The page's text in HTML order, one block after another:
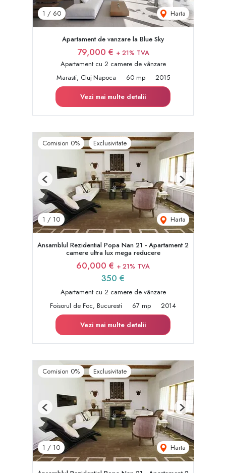
1 / 60 Harta
Apartament de vanzare la Blue Sky
79,000 € + 21% TVA
Apartament cu 2 camere de vânzare
Marasti, Cluj-Napoca
60 mp
2015
Vezi mai multe detalii
Comision 0% Exclusivitate
1 / 10 Harta
Previous Next
Ansamblul Rezidential Popa Nan 21 - Apartament 2
camere ultra lux mega reducere
60,000 € + 21% TVA
350 €
Apartament cu 2 camere de vânzare
Foisorul de Foc, Bucuresti
67 mp
2014
Vezi mai multe detalii
Comision 0% Exclusivitate
1 / 10 Harta
Previous Next